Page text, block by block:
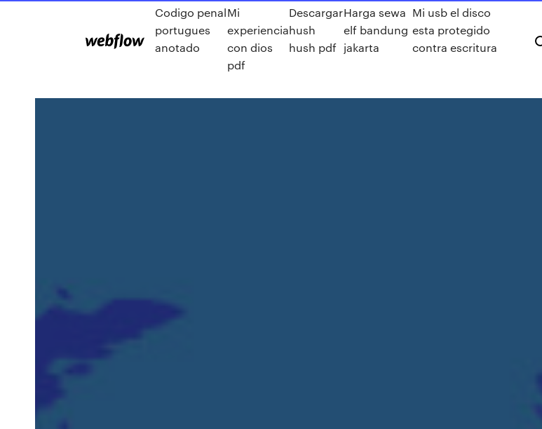
Codigo penal
portugues
anotado
Mi
experiencia
con dios
pdf
Descargar
hush
hush pdf
Harga sewa
elf bandung
jakarta
Mi usb el disco
esta protegido
contra escritura